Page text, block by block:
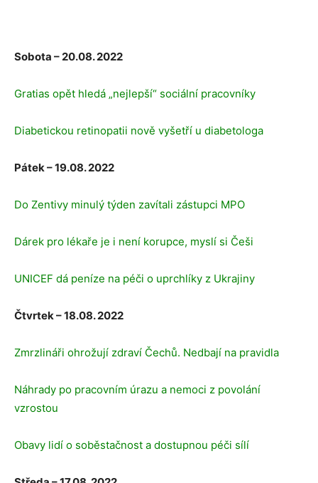
Sobota – 20.08. 2022
Gratias opět hledá „nejlepší“ sociální pracovníky
Diabetickou retinopatii nově vyšetří u diabetologa
Pátek – 19.08. 2022
Do Zentivy minulý týden zavítali zástupci MPO
Dárek pro lékaře je i není korupce, myslí si Češi
UNICEF dá peníze na péči o uprchlíky z Ukrajiny
Čtvrtek – 18.08. 2022
Zmrzlináři ohrožují zdraví Čechů. Nedbají na pravidla
Náhrady po pracovním úrazu a nemoci z povolání
vzrostou
Obavy lidí o soběstačnost a dostupnou péči sílí